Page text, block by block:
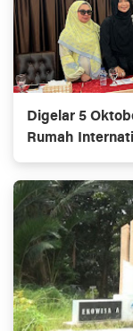
Digelar 5
Rumah